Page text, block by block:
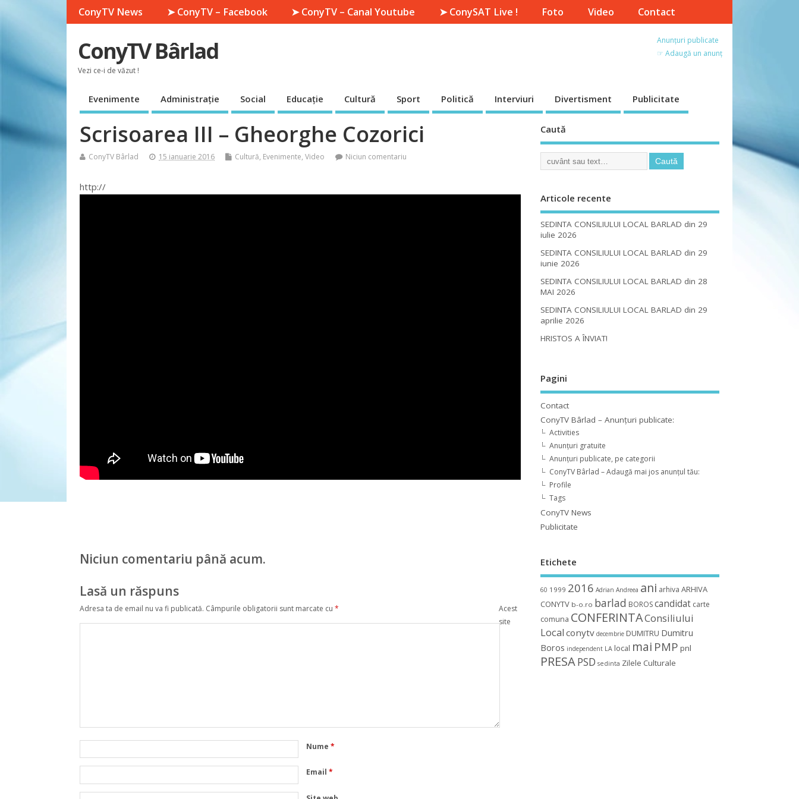
ConyTV News ➤ ConyTV – Facebook ➤ ConyTV – Canal Youtube ➤ ConySAT Live ! Foto Video Contact
ConyTV Bârlad
Vezi ce-i de văzut !
Anunțuri publicate
☞ Adaugă un anunț
Evenimente Administrație Social Educație Cultură Sport Politică Interviuri Divertisment Publicitate
Scrisoarea III – Gheorghe Cozorici
ConyTV Bârlad 15 ianuarie 2016 Cultură, Evenimente,Video Niciun comentariu
http://
Niciun comentariu până acum.
Lasă un răspuns
Adresa ta de email nu va fi publicată. Câmpurile obligatorii sunt marcate cu*
Nume*
Email*
Acest
site
Caută
Articole recente
SEDINTA CONSILIULUI LOCAL BARLAD din 29
iulie 2026
SEDINTA CONSILIULUI LOCAL BARLAD din 29
iunie 2026
SEDINTA CONSILIULUI LOCAL BARLAD din 28
MAI 2026
SEDINTA CONSILIULUI LOCAL BARLAD din 29
aprilie 2026
HRISTOS A ÎNVIAT!
Pagini
Contact
ConyTV Bârlad – Anunțuri publicate:
Activities
Anunțuri gratuite
Anunțuri publicate, pe categorii
ConyTV Bârlad – Adaugă mai jos anunțul tău:
Profile
Tags
ConyTV News
Publicitate
Etichete
60 1999 2016 Adrian Andreea ani arhiva ARHIVA
CONYTV b-o.ro barlad BOROS candidat carte
comuna CONFERINTAConsiliului
Local conytv decembrie DUMITRU Dumitru
Boros independent LA local mai PMP pnl
PRESAPSD sedinta Zilele Culturale